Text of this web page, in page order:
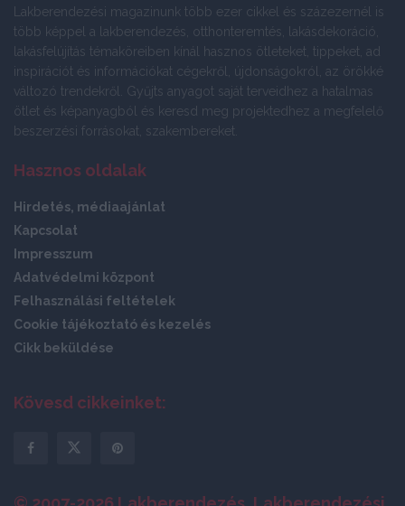
Lakberendezési magazinunk több ezer cikkel és százezernél is
több képpel a lakberendezés, otthonteremtés, lakásdekoráció,
lakásfelújítás témaköreiben kínál hasznos ötleteket, tippeket, ad
inspirációt és információkat cégekről, újdonságokról, az örökké
változó trendekről. Gyűjts anyagot saját terveidhez a hatalmas
ötlet és képanyagból és keresd meg projektedhez a megfelelő
beszerzési forrásokat, szakembereket.
Hasznos oldalak
Hirdetés, médiaajánlat
Kapcsolat
Impresszum
Adatvédelmi központ
Felhasználási feltételek
Cookie tájékoztató és kezelés
Cikk beküldése
Kövesd cikkeinket: